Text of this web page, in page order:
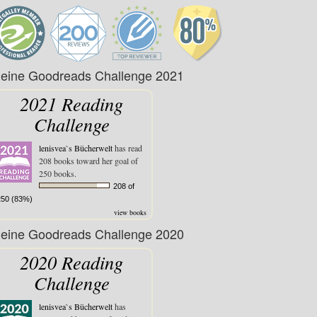
Goodreads Challenge 2021
2021 Reading
Challenge
lenisvea`s Bücherwelthas read
208 books toward her goal of
250 books.
208 of
(83%)
view books
Goodreads Challenge 2020
2020 Reading
Challenge
lenisvea`s Bücherwelthas